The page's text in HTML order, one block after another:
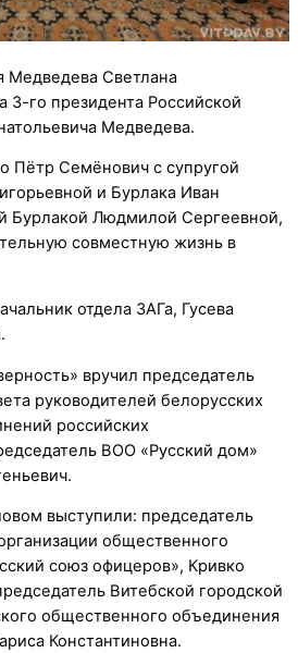
Медведева Светлана
3-го президента Российской
Медведева.
Пётр Семёнович с супругой
и Бурлака Иван
Бурлакой Людмилой Сергеевной,
совместную жизнь в
отдела ЗАГа, Гусева
вручил председатель
руководителей белорусских
российских
ВОО «Русский дом»
выступили: председатель
общественного
союз офицеров», Кривко
Витебской городской
общественного объединения
Константиновна.